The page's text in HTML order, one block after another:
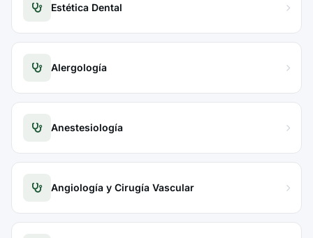
Estética Dental
Alergología
Anestesiología
Angiología y Cirugía Vascular